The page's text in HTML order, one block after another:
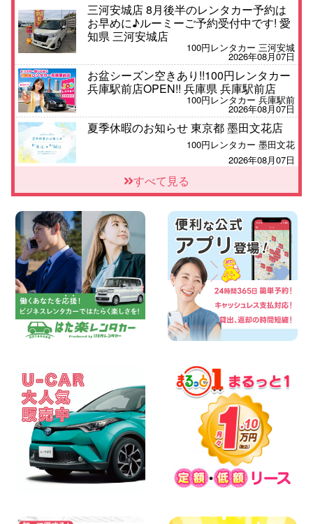
三河安城店 8月後半のレンタカー予約は
お早めに♪ルーミーご予約受付中です! 愛
知県 三河安城店
100円レンタカー 三河安城
2026年08月07日
お盆シーズン空きあり!!100円レンタカー
兵庫駅前店OPEN!! 兵庫県 兵庫駅前店
100円レンタカー 兵庫駅前
2026年08月07日
夏季休暇のお知らせ 東京都 墨田文花店
100円レンタカー 墨田文花
2026年08月07日
8月 お盆休みのお知らせ 広島県 ベイシテ
ィ宇品店
2026年08月07日
横浜弥生台店限定!!夏季特別キャンペーン
のお知らせ!! 神奈川県 横浜弥生台店
100円レンタカー 横浜弥生台
2026年08月07日
お盆も休まず営業します! 神奈川県 横浜
旭南本宿町店
100円レンタカー 横浜旭南本宿町
2026年08月07日
お引越しに便利で最適!(禁煙車両) 香川県
【カーシェアのレンタカーが2台になりま
した!】 岐阜県 各務原那加店
100円レンタカー 各務原那加
2026年08月06日
空き有ります!!コンパクトSUV 軽 ミニバ
ン 軽トラ 車種多数!!関東圏必見♪ 東京都
町田根岸店
100円レンタカー 町田根岸
2026年08月06日
すべて見る